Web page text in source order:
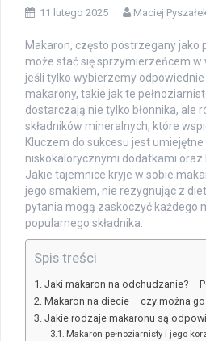
11 lutego 2025 Maciej
Makaron, często postrzegany jako
może stać się sprzymierzeńcem w
jeśli tylko wybierzemy
makarony, takie jak te
dostarczają nie tylko błonnika, ale
składników mineralnych, które
Kluczem do sukcesu jest umiejętne
niskokalorycznymi dodatkami oraz
Jakie tajemnice kryje w sobie
jego smakiem, nie rezygnując z
pytania mogą zaskoczyć każdego
popularnego składnika.
Spis treści
Jaki makaron na odchudzanie? –
Makaron na diecie – czy można
Jakie rodzaje makaronu są
Makaron pełnoziarnisty i jego